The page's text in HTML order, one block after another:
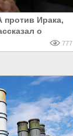
Ирака,
о
777